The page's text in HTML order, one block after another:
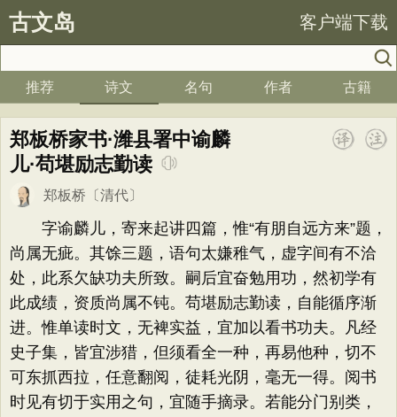
古文岛 客户端下载
推荐 诗文 名句 作者 古籍
郑板桥家书·潍县署中谕麟
儿·苟堪励志勤读
郑板桥 〔清代〕
字谕麟儿，寄来起讲四篇，惟“有朋自远方来”题，
尚属无疵。其馀三题，语句太嫌稚气，虚字间有不洽
处，此系欠缺功夫所致。嗣后宜奋勉用功，然初学有
此成绩，资质尚属不钝。苟堪励志勤读，自能循序渐
进。惟单读时文，无裨实益，宜加以看书功夫。凡经
史子集，皆宜涉猎，但须看全一种，再易他种，切不
可东抓西拉，任意翻阅，徒耗光阴，毫无一得。阅书
时见有切于实用之句，宜随手摘录。若能分门别类，